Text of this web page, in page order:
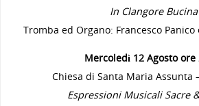
In Clangore Bucina
Tromba ed Organo: Francesco
Mercoledì 12 Agosto ore
Chiesa di Santa Maria Assunta
Espressioni Musicali Sacre